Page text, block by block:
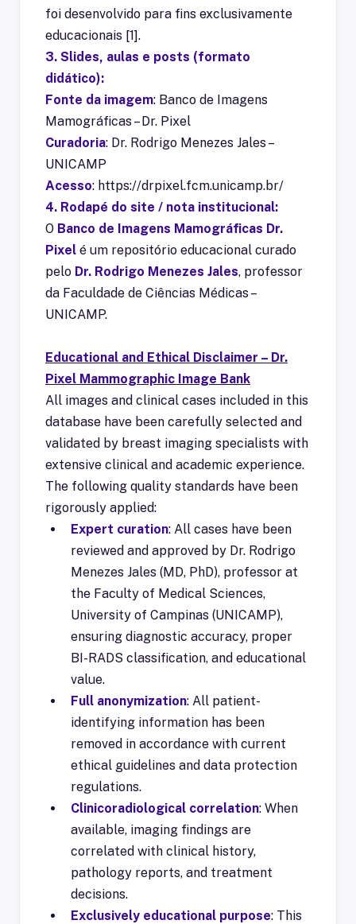
foi desenvolvido para fins exclusivamente
educacionais [1].
3. Slides, aulas e posts (formato
didático):
Fonte da imagem: Banco de Imagens
Mamográficas – Dr. Pixel
Curadoria: Dr. Rodrigo Menezes Jales –
UNICAMP
Acesso: https://drpixel.fcm.unicamp.br/
4. Rodapé do site / nota institucional:
O Banco de Imagens Mamográficas Dr.
Pixel é um repositório educacional curado
pelo Dr. Rodrigo Menezes Jales, professor
da Faculdade de Ciências Médicas –
UNICAMP.
Educational and Ethical Disclaimer – Dr.
Pixel Mammographic Image Bank
All images and clinical cases included in this
database have been carefully selected and
validated by breast imaging specialists with
extensive clinical and academic experience.
The following quality standards have been
rigorously applied:
Expert curation: All cases have been
reviewed and approved by Dr. Rodrigo
Menezes Jales (MD, PhD), professor at
the Faculty of Medical Sciences,
University of Campinas (UNICAMP),
ensuring diagnostic accuracy, proper
BI-RADS classification, and educational
value.
Full anonymization: All patient-
identifying information has been
removed in accordance with current
ethical guidelines and data protection
regulations.
Clinicoradiological correlation: When
available, imaging findings are
correlated with clinical history,
pathology reports, and treatment
decisions.
Exclusively educational purpose: This